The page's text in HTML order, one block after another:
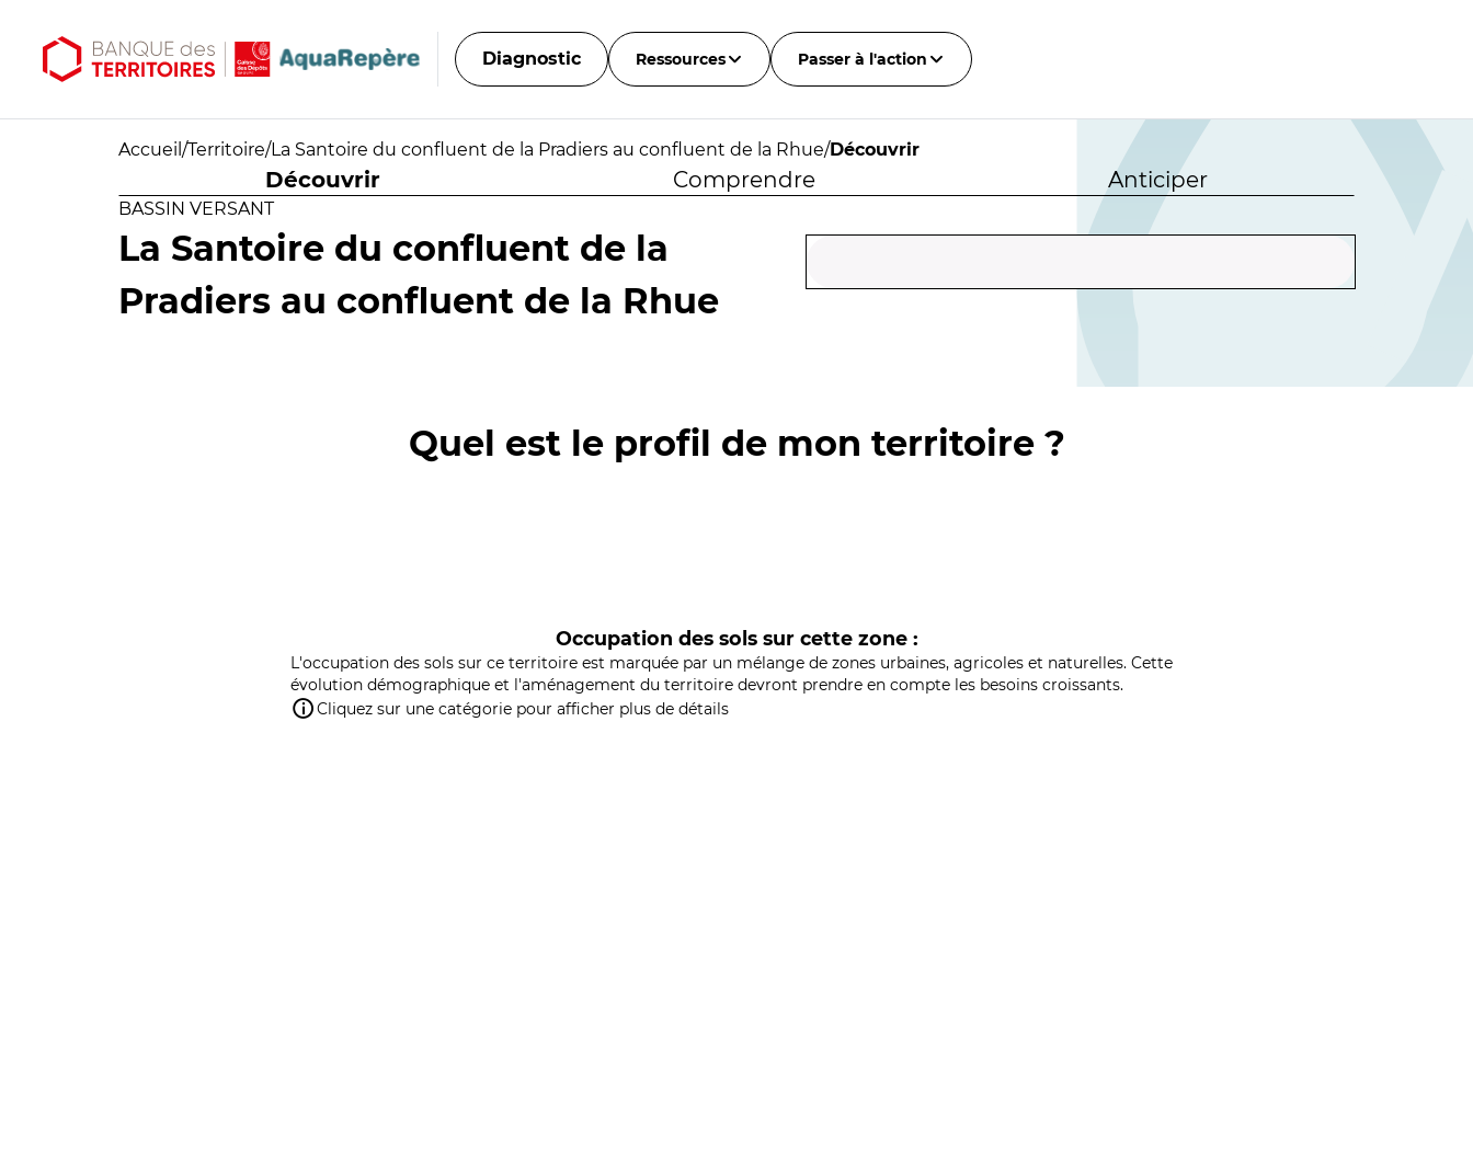
Diagnostic Ressources Passer à l'action
Accueil /Territoire/La Santoire du confluent de la Pradiers au confluent de la Rhue/Découvrir
Découvrir Comprendre Anticiper
BASSIN VERSANT
La Santoire du confluent de la
Pradiers au confluent de la Rhue
Quel est le profil de mon territoire ?
Occupation des sols sur cette zone :
L'occupation des sols sur ce territoire est marquée par un mélange de zones urbaines, agricoles et naturelles. Cette
évolution démographique et l'aménagement du territoire devront prendre en compte les besoins croissants.
Cliquez sur une catégorie pour afficher plus de détails